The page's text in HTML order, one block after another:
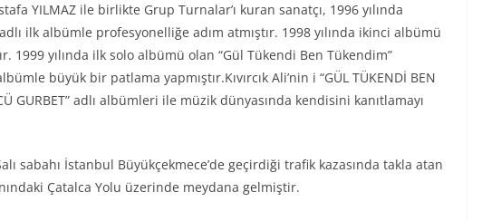
YILMAZ ile birlikte Grup Turnalar’ı kuran sanatçı, 1996 yılında
ilk albümle profesyonelliğe adım atmıştır. 1998 yılında ikinci albümü
1999 yılında ilk solo albümü olan “Gül Tükendi Ben Tükendim”
büyük bir patlama yapmıştır.Kıvırcık Ali’nin i “GÜL TÜKENDİ BEN
GURBET” adlı albümleri ile müzik dünyasında kendisini kanıtlamayı
sabahı İstanbul Büyükçekmece’de geçirdiği trafik kazasında takla atan
Çatalca Yolu üzerinde meydana gelmiştir.